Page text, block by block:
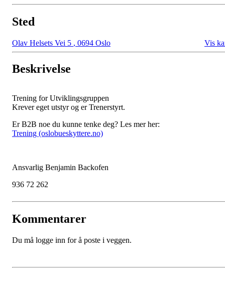
Sted
Olav Helsets Vei 5 , 0694 Oslo Vis
Beskrivelse
Trening for Utviklingsgruppen
Krever eget utstyr og er Trenerstyrt.
Er B2B noe du kunne tenke deg? Les mer her:
Trening (oslobueskyttere.no)
Ansvarlig Benjamin Backofen
936 72 262
Kommentarer
Du må logge inn for å poste i veggen.